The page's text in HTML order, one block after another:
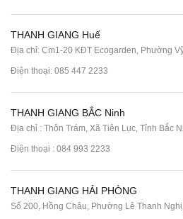
THANH GIANG Huế
Địa chỉ: Cm1-20 KĐT Ecogarden, Phường
Điện thoại: 085 447 2233
THANH GIANG BẮC Ninh
Địa chỉ : Thôn Trám, Xã Tiên Lục, Tỉnh Bắc
Điện thoại : 084 993 2233
THANH GIANG HẢI PHÒNG
Số 200, Hồng Châu, Phường Lê Thanh